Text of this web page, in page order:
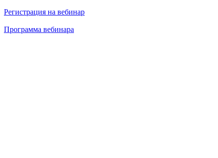
Регистрация на вебинар
Программа вебинара